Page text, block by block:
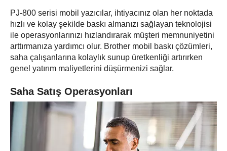
PJ-800 serisi mobil yazıcılar, ihtiyacınız olan her noktada
hızlı ve kolay şekilde baskı almanızı sağlayan teknolojisi
ile operasyonlarınızı hızlandırarak müşteri memnuniyetini
arttırmanıza yardımcı olur. Brother mobil baskı çözümleri,
saha çalışanlarına kolaylık sunup üretkenliği artırırken
genel yatırım maliyetlerini düşürmenizi sağlar.
Saha Satış Operasyonları